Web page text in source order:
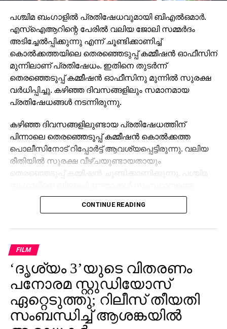
പശ്ചിമ ബംഗാളില്‍ പ്രതിഷേധവുമായി ബിഎല്‍ഒമാര്‍.
എസ്ഐആറിന്റെ പേരില്‍ വലിയ ജോലി സമ്മര്‍ദം
അടിച്ചേല്‍പ്പിക്കുന്നു എന്ന് ചൂണ്ടിക്കാണിച്ച്
കൊല്‍ക്കത്തയിലെ തെരഞ്ഞെടുപ്പ് കമ്മീഷന്‍ ഓഫീസിന്
മുന്നിലാണ് പ്രതിഷേധം. ഇതിനെ തുടര്‍ന്ന്
തെരഞ്ഞെടുപ്പ് കമ്മീഷന്‍ ഓഫീസിനു മുന്നില്‍ സുരക്ഷ
വര്‍ധിപ്പിച്ചു. കഴിഞ്ഞ ദിവസങ്ങളിലും സമാനമായ
പ്രതിഷേധങ്ങള്‍ നടന്നിരുന്നു.
കഴിഞ്ഞ ദിവസങ്ങളിലുണ്ടായ പ്രതിഷേധത്തിന്
പിന്നാലെ തെരഞ്ഞെടുപ്പ് കമ്മീഷന്‍ കൊല്‍ക്കത്ത
പൊലീസിനോട് റിപ്പോര്‍ട്ട് ആവശ്യപ്പെട്ടിരുന്നു. വലിയ
രീതിയില്‍ സുരക്ഷ വീഴ്ചയുണ്ടായതായും
തെരഞ്ഞെടുപ്പ് കമ്മീഷന്‍ ചൂണ്ടിക്കാണിക്കുന്നു. പശ്ചിമ
തെരഞ്ഞെടുപ്പ് കമീഷന്‍ ഓഫീസിലെത്തി സംസ്ഥാന
തെരഞ്ഞെടുപ്പ് ഓഫീസറുമായി കൂടിക്കാഴ്ച നടത്തുന്ന
അതേസമയം, ജോലിയെടുക്കാന്‍ തയ്യാറാണെന്നും
എന്നാല്‍ ഇത്തരത്തില്‍ അടിച്ചമര്‍ത്തലും അമിതമായ
ജോലി സമ്മര്‍ദ്ദവും ഒരുതരത്തിലും അംഗീകരിക്കാം
സാധിക്കില്ലെന്നും പ്രതിഷേധിക്കുന്ന ബിഎല്‍ഒമാര്‍
പറഞ്ഞു. വിവിധ സംസ്ഥാനങ്ങളിലായി നിരവധി
പേരാണ് കഴിഞ്ഞ ദിവസങ്ങളില്‍ ആത്മഹത്യ
ചെയ്തത്.
CONTINUE READING
FILM
‘ദൃശ്യം 3’യുടെ വിതരണം
പനോരമ സ്റ്റുഡിയോസ്
ഏറ്റെടുത്തു; റിലീസ് തീയതി
സംബന്ധിച്ച് ആശങ്കയിൽ